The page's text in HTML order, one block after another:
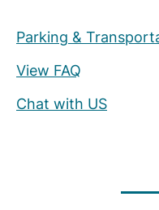
Parking &
View FAQ
Chat with US